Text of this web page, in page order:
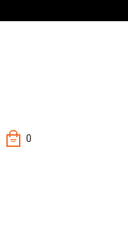
0